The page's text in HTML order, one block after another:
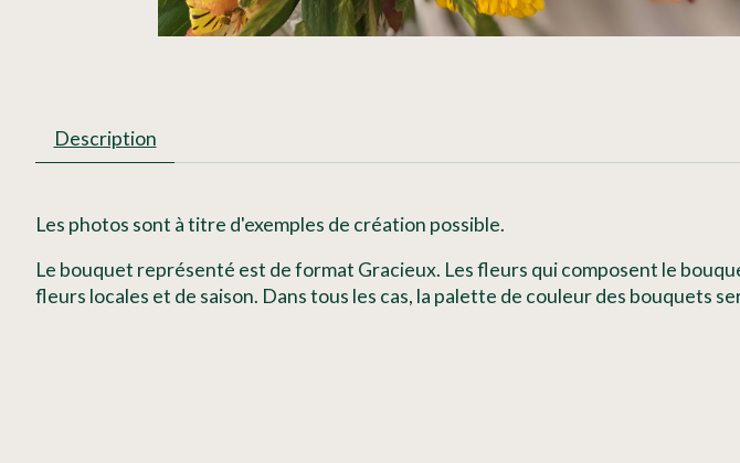
Description
Les photos sont à titre d'exemples de création possible.
Le bouquet représenté est de format Gracieux. Les fleurs qui composent le
fleurs locales et de saison. Dans tous les cas, la palette de couleur des